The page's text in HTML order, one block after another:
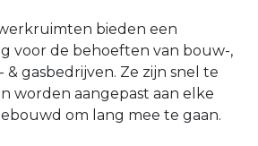
bieden een
voor de behoeften van bouw-,
gasbedrijven. Ze zijn snel te
worden aangepast aan elke
om lang mee te gaan.